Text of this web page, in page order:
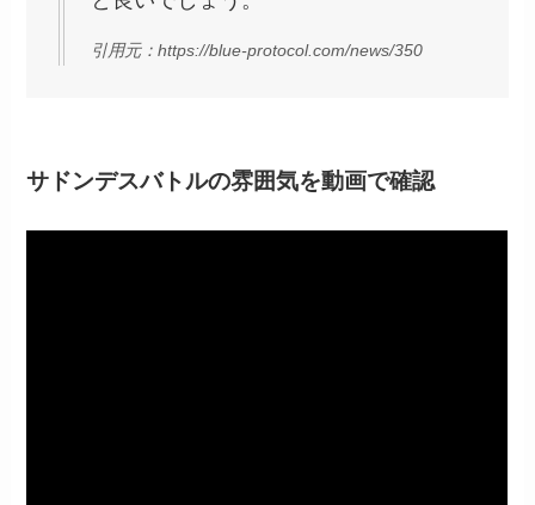
引用元：https://blue-protocol.com/news/350
サドンデスバトルの雰囲気を動画で確認